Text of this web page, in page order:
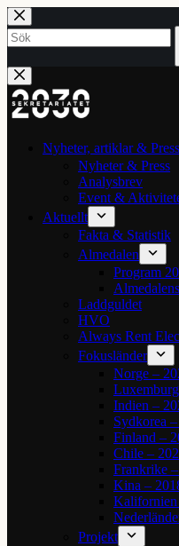
Hoppa
till
innehåll
Inga
resultat
Nyheter, artiklar & Press
Nyheter & Press
Analysbrev
Event &
Aktuellt
Fakta & Statistik
Almedalen
Program
Laddguldet
HVO
Always Rent
Fokusländer
Norge –
Indien –
Sydkorea
Finland –
Chile –
Frankrike
Kina –
Kalifornien
Projekt